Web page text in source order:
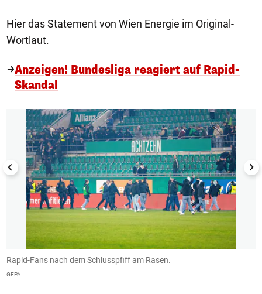
Hier das Statement von Wien Energie im Original-
Wortlaut.
Anzeigen! Bundesliga reagiert auf Rapid-
Skandal
1/5
Rapid-Fans nach dem Schlusspfiff am Rasen.
GEPA